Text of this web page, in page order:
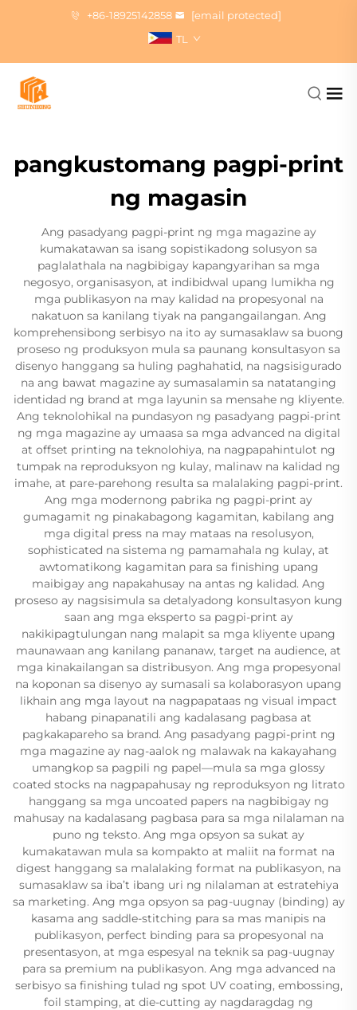
+86-18925142858
[email protected]
TL
pangkustomang pagpi-print
ng magasin
Ang pasadyang pagpi-print ng mga magazine ay
kumakatawan sa isang sopistikadong solusyon sa
paglalathala na nagbibigay kapangyarihan sa mga
negosyo, organisasyon, at indibidwal upang lumikha ng
mga publikasyon na may kalidad na propesyonal na
nakatuon sa kanilang tiyak na pangangailangan. Ang
komprehensibong serbisyo na ito ay sumasaklaw sa buong
proseso ng produksyon mula sa paunang konsultasyon sa
disenyo hanggang sa huling paghahatid, na nagsisigurado
na ang bawat magazine ay sumasalamin sa natatanging
identidad ng brand at mga layunin sa mensahe ng kliyente.
Ang teknolohikal na pundasyon ng pasadyang pagpi-print
ng mga magazine ay umaasa sa mga advanced na digital
at offset printing na teknolohiya, na nagpapahintulot ng
tumpak na reproduksyon ng kulay, malinaw na kalidad ng
imahe, at pare-parehong resulta sa malalaking pagpi-print.
Ang mga modernong pabrika ng pagpi-print ay
gumagamit ng pinakabagong kagamitan, kabilang ang
mga digital press na may mataas na resolusyon,
sophisticated na sistema ng pamamahala ng kulay, at
awtomatikong kagamitan para sa finishing upang
maibigay ang napakahusay na antas ng kalidad. Ang
proseso ay nagsisimula sa detalyadong konsultasyon kung
saan ang mga eksperto sa pagpi-print ay
nakikipagtulungan nang malapit sa mga kliyente upang
maunawaan ang kanilang pananaw, target na audience, at
mga kinakailangan sa distribusyon. Ang mga propesyonal
na koponan sa disenyo ay sumasali sa kolaborasyon upang
likhain ang mga layout na nagpapataas ng visual impact
habang pinapanatili ang kadalasang pagbasa at
pagkakapareho sa brand. Ang pasadyang pagpi-print ng
mga magazine ay nag-aalok ng malawak na kakayahang
umangkop sa pagpili ng papel—mula sa mga glossy
coated stocks na nagpapahusay ng reproduksyon ng litrato
hanggang sa mga uncoated papers na nagbibigay ng
mahusay na kadalasang pagbasa para sa mga nilalaman na
puno ng teksto. Ang mga opsyon sa sukat ay
kumakatawan mula sa kompakto at maliit na format na
digest hanggang sa malalaking format na publikasyon, na
sumasaklaw sa iba’t ibang uri ng nilalaman at estratehiya
sa marketing. Ang mga opsyon sa pag-uugnay (binding) ay
kasama ang saddle-stitching para sa mas manipis na
publikasyon, perfect binding para sa propesyonal na
presentasyon, at mga espesyal na teknik sa pag-uugnay
para sa premium na publikasyon. Ang mga advanced na
serbisyo sa finishing tulad ng spot UV coating, embossing,
foil stamping, at die-cutting ay nagdaragdag ng